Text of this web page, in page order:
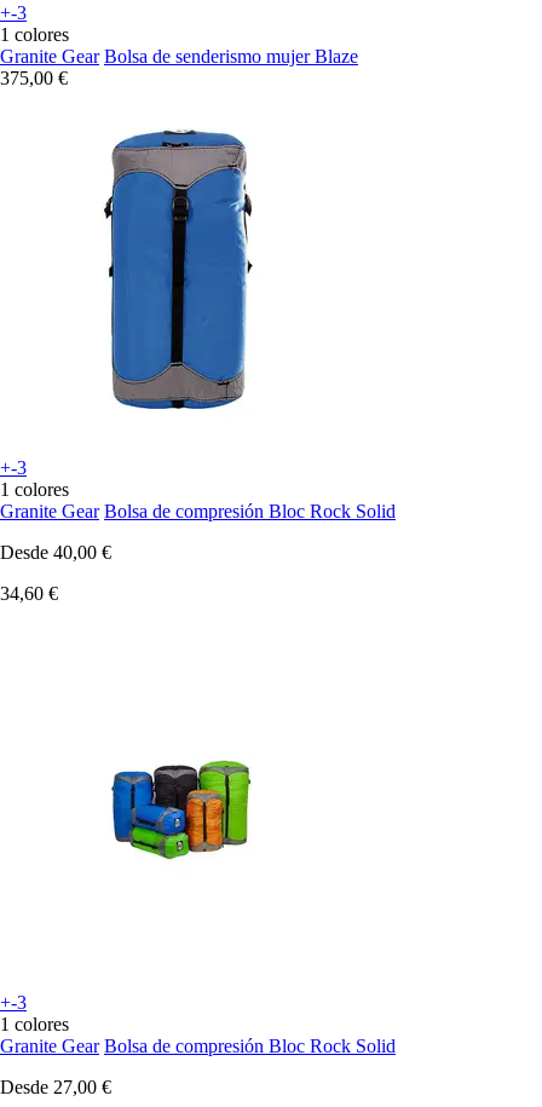
+-3
1 colores
Granite Gear Bolsa de senderismo mujer Blaze
375,00 €
+-3
1 colores
Granite Gear Bolsa de compresión Bloc Rock Solid
Desde 40,00 €
34,60 €
+-3
1 colores
Granite Gear Bolsa de compresión Bloc Rock Solid
Desde 27,00 €